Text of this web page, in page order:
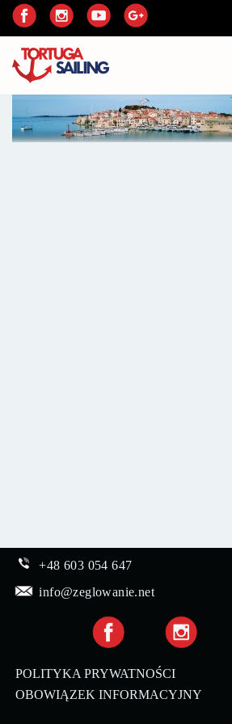
do
treści
+48 603 054 647
info@zeglowanie.net
POLITYKA PRYWATNOŚCI
OBOWIĄZEK INFORMACYJNY